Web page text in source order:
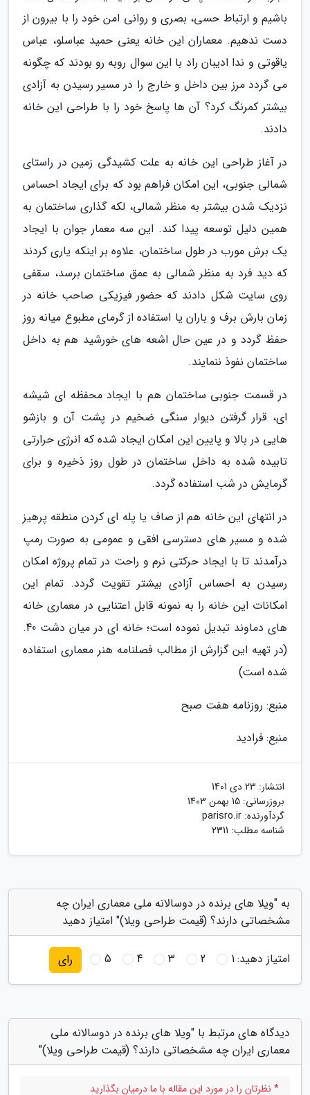
باشیم و ارتباط حسی، بصری و روانی امن خود را با بیرون از
دست ندهیم. معماران این خانه یعنی حمید عباسلو، عباس
یاقوتی و ندا ادیبان راد با این سوال روبه رو بودند که چگونه
می گردد مرز بین داخل و خارج را در مسیر رسیدن به آزادی
بیشتر کمرنگ کرد؟ آن ها پاسخ خود را با طراحی این خانه
دادند.
در آغاز طراحی این خانه به علت کشیدگی زمین در راستای
شمالی جنوبی، این امکان فراهم بود که برای ایجاد احساس
نزدیک شدن بیشتر به منظر شمالی، لکه گذاری ساختمان به
همین دلیل توسعه پیدا کند. این سه معمار جوان با ایجاد
یک برش مورب در طول ساختمان، علاوه بر اینکه یاری کردند
که دید فرد به منظر شمالی به عمق ساختمان برسد، سقفی
روی سایت شکل دادند که حضور فیزیکی صاحب خانه در
زمان بارش برف و باران یا استفاده از گرمای مطبوع میانه روز
حفظ گردد و در عین حال اشعه های خورشید هم به داخل
ساختمان نفوذ ننمایند.
در قسمت جنوبی ساختمان هم با ایجاد محفظه ای شیشه
ای، قرار گرفتن دیوار سنگی ضخیم در پشت آن و بازشو
هایی در بالا و پایین این امکان ایجاد شده که انرژی حرارتی
تابیده شده به داخل ساختمان در طول روز ذخیره و برای
گرمایش در شب استفاده گردد.
در انتهای این خانه هم از صاف یا پله ای کردن منطقه پرهیز
شده و مسیر های دسترسی افقی و عمومی به صورت رمپ
درآمدند تا با ایجاد حرکتی نرم و راحت در تمام پروژه امکان
رسیدن به احساس آزادی بیشتر تقویت گردد. تمام این
امکانات این خانه را به نمونه قابل اعتنایی در معماری خانه
های دماوند تبدیل نموده است؛ خانه ای در میان دشت 40.
(در تهیه این گزارش از مطالب فصلنامه هنر معماری استفاده
شده است)
منبع: روزنامه هفت صبح
منبع: فرادید
انتشار: 23 دی 1401
بروزرسانی: 15 بهمن 1403
گردآورنده: parisro.ir
شناسه مطلب: 2311
به "ویلا های برنده در دوسالانه ملی معماری ایران چه
مشخصاتی دارند؟ (قیمت طراحی ویلا)" امتیاز دهید
امتیاز دهید:1
2
3
4
5 رای
دیدگاه های مرتبط با "ویلا های برنده در دوسالانه ملی
معماری ایران چه مشخصاتی دارند؟ (قیمت طراحی ویلا)"
* نظرتان را در مورد این مقاله با ما درمیان بگذارید